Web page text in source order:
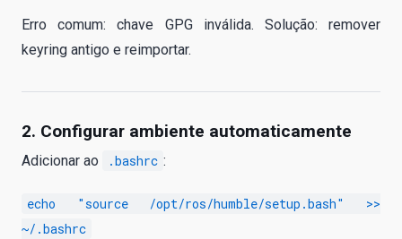
Erro comum: chave GPG inválida. Solução: remover
keyring antigo e reimportar.
2. Configurar ambiente automaticamente
Adicionar ao .bashrc :
echo "source /opt/ros/humble/setup.bash" >>
~/.bashrc